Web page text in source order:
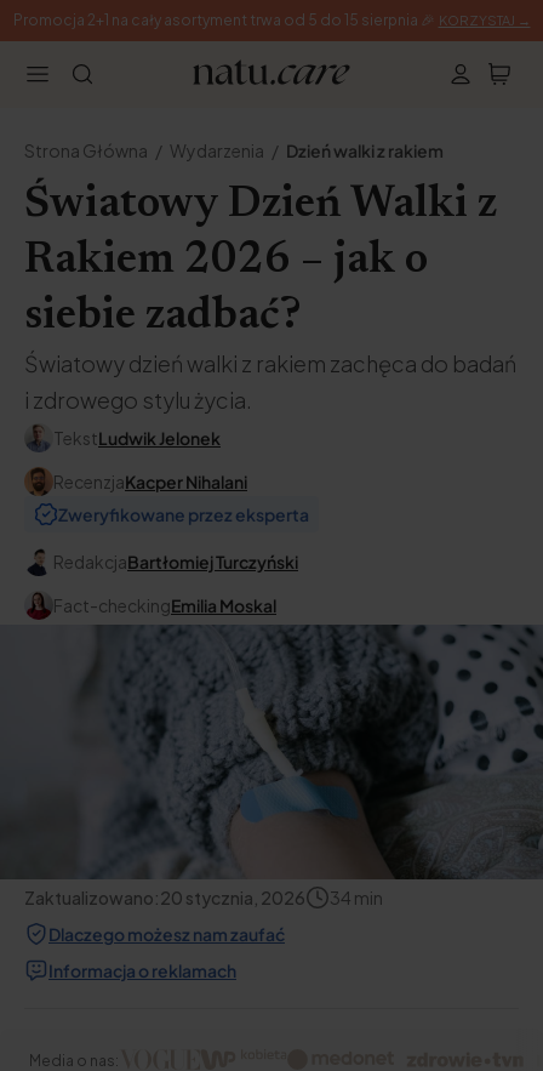
Promocja 2+1 na cały asortyment trwa od 5 do 15 sierpnia 🎉 KORZYSTAJ →
Strona Główna Wydarzenia Dzień walki z rakiem
Światowy Dzień Walki z
Rakiem 2026 – jak o
siebie zadbać?
Światowy dzień walki z rakiem zachęca do badań
i zdrowego stylu życia.
TekstLudwik Jelonek
RecenzjaKacper Nihalani
Zweryfikowane przez eksperta
RedakcjaBartłomiej Turczyński
Fact-checkingEmilia Moskal
Zaktualizowano:20 stycznia, 2026 34 min
Dlaczego możesz nam zaufać
Informacja o reklamach
Media o nas: